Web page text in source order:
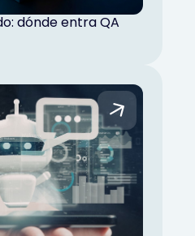
dónde entra QA